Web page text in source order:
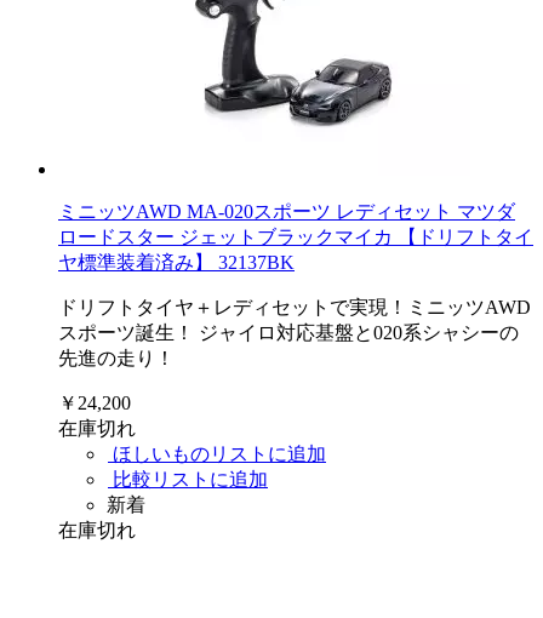
ミニッツAWD MA-020スポーツ レディセット マツダ
ロードスター ジェットブラックマイカ 【ドリフトタイ
ヤ標準装着済み】 32137BK
ドリフトタイヤ＋レディセットで実現！ミニッツAWD
スポーツ誕生！ ジャイロ対応基盤と020系シャシーの
先進の走り！
￥24,200
在庫切れ
ほしいものリストに追加
比較リストに追加
新着
在庫切れ